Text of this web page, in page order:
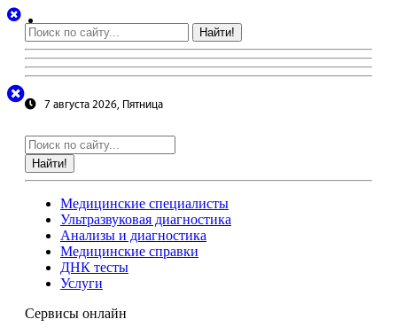
Найти!
7 августа 2026, Пятница
Найти!
Медицинские специалисты
Ультразвуковая диагностика
Анализы и диагностика
Медицинские справки
ДНК тесты
Услуги
Сервисы онлайн